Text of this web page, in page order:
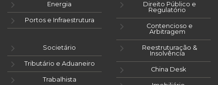
Energia
Portos e Infraestrutura
Direito Público e
Regulatório
Contencioso e
Arbitragem
Societário
Tributário e Aduaneiro
Trabalhista
Reestruturação &
Insolvência
China Desk